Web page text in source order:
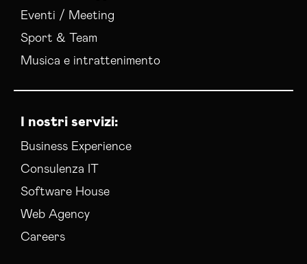
Eventi / Meeting
Sport & Team
Musica e intrattenimento
I nostri servizi:
Business Experience
Consulenza IT
Software House
Web Agency
Careers